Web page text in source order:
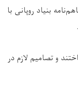
بنیاد روپانی با
و تصامیم لازم در